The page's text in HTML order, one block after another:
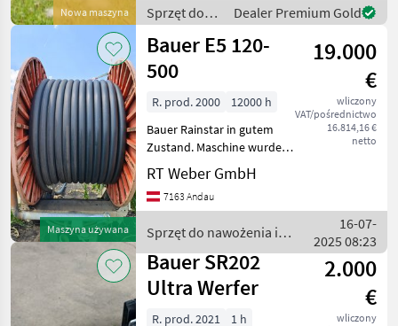
Nowa maszyna
Viels
Sprzęt do
nawożenia i
nawadniania
/ Bauer
Dealer Premium Gold
Maszyna używana
Bauer E5 120-
500
19.000
€
wliczony
VAT/pośrednictwo
16.814,16 €
netto
R. prod. 2000
12000 h
Bauer Rainstar in gutem
Zustand. Maschine wurde
regelmäßig gewartet
Letzter Maschinencheck
durchgeführt am 25.11.2025
Getriebe erneuert Br
RT Weber GmbH
7163 Andau
Sprzęt do nawożenia i
nawadniania / Bauer
16-07-
2025 08:23
Bauer SR202
Ultra Werfer
2.000
€
wliczony
R. prod. 2021
1 h